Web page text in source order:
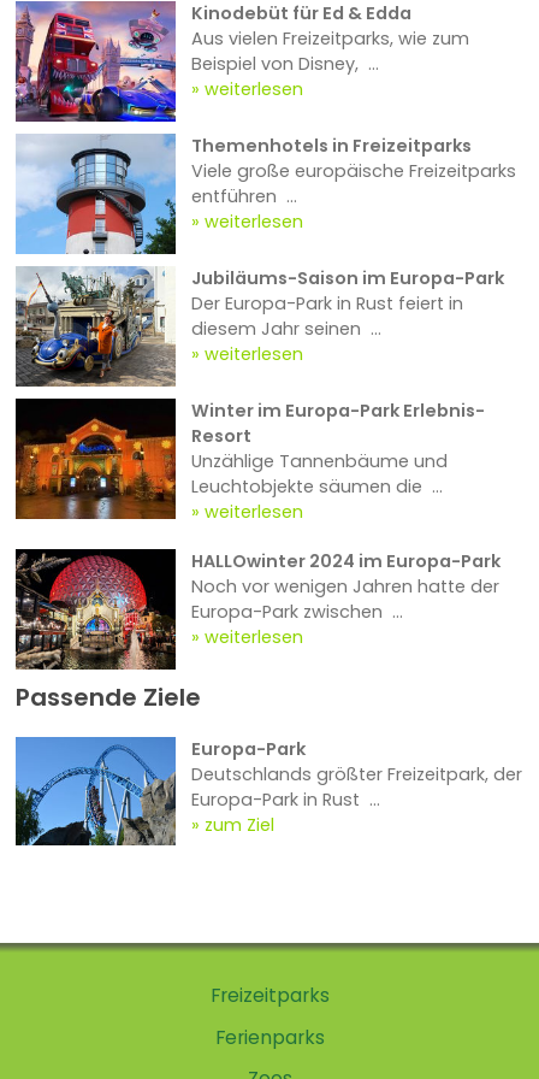
Kinodebüt für Ed & Edda
Aus vielen Freizeitparks, wie zum
Beispiel von Disney, ...
weiterlesen
Themenhotels in Freizeitparks
Viele große europäische Freizeitparks
entführen ...
weiterlesen
Jubiläums-Saison im Europa-Park
Der Europa-Park in Rust feiert in
diesem Jahr seinen ...
weiterlesen
Winter im Europa-Park Erlebnis-
Resort
Unzählige Tannenbäume und
Leuchtobjekte säumen die ...
weiterlesen
HALLOwinter 2024 im Europa-Park
Noch vor wenigen Jahren hatte der
Europa-Park zwischen ...
weiterlesen
Passende Ziele
Europa-Park
Deutschlands größter Freizeitpark, der
Europa-Park in Rust ...
zum Ziel
Freizeitparks
Ferienparks